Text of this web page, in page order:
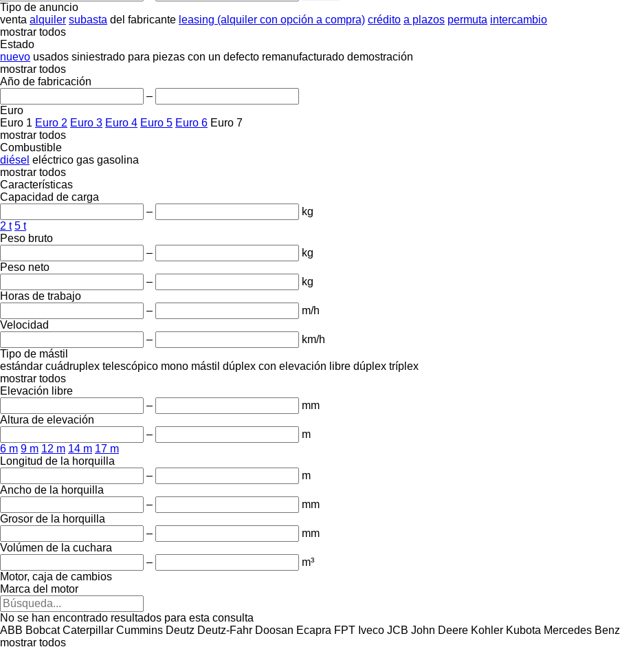
Tipo de anuncio
venta alquiler subasta del fabricante leasing (alquiler con opción a compra) crédito a plazos permuta intercambio
mostrar todos
Estado
nuevo usados siniestrado para piezas con un defecto remanufacturado demostración
mostrar todos
Año de fabricación
–
Euro
Euro 1 Euro 2 Euro 3 Euro 4 Euro 5 Euro 6 Euro 7
mostrar todos
Combustible
diésel eléctrico gas gasolina
mostrar todos
Características
Capacidad de carga
–
kg
2 t 5 t
Peso bruto
–
kg
Peso neto
–
kg
Horas de trabajo
–
m/h
Velocidad
–
km/h
Tipo de mástil
estándar cuádruplex telescópico mono mástil dúplex con elevación libre dúplex tríplex
mostrar todos
Elevación libre
–
mm
Altura de elevación
–
m
6 m 9 m 12 m 14 m 17 m
Longitud de la horquilla
–
m
Ancho de la horquilla
–
mm
Grosor de la horquilla
–
mm
Volúmen de la cuchara
–
m³
Motor, caja de cambios
Marca del motor
No se han encontrado resultados para esta consulta
ABB Bobcat Caterpillar Cummins Deutz Deutz-Fahr Doosan Ecapra FPT Iveco JCB John Deere Kohler Kubota Mercedes Benz
mostrar todos